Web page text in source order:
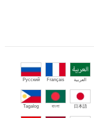
العربية Français
Русский
日本語
বাংলা
Tagalog